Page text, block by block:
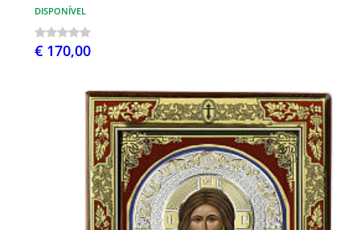
DISPONÍVEL
€ 170,00